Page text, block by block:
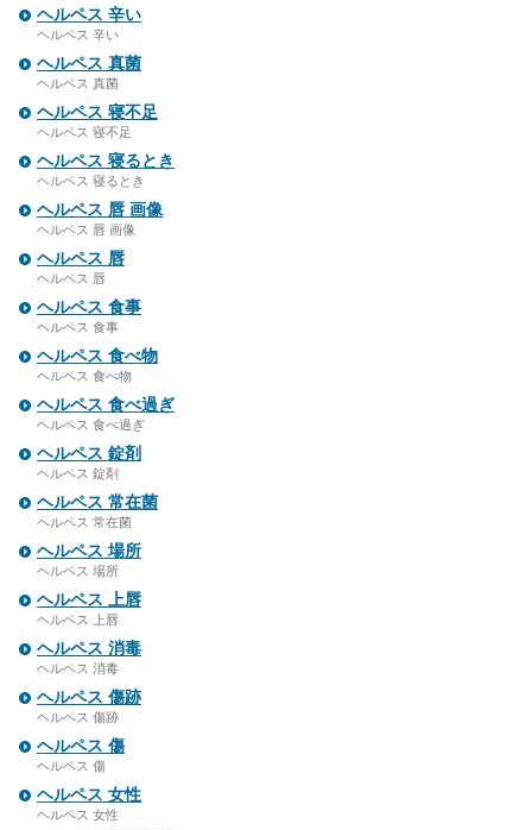
ヘルペス 辛い
ヘルペス 辛い
ヘルペス 真菌
ヘルペス 真菌
ヘルペス 寝不足
ヘルペス 寝不足
ヘルペス 寝るとき
ヘルペス 寝るとき
ヘルペス 唇 画像
ヘルペス 唇 画像
ヘルペス 唇
ヘルペス 唇
ヘルペス 食事
ヘルペス 食事
ヘルペス 食べ物
ヘルペス 食べ物
ヘルペス 食べ過ぎ
ヘルペス 食べ過ぎ
ヘルペス 錠剤
ヘルペス 錠剤
ヘルペス 常在菌
ヘルペス 常在菌
ヘルペス 場所
ヘルペス 場所
ヘルペス 上唇
ヘルペス 上唇
ヘルペス 消毒
ヘルペス 消毒
ヘルペス 傷跡
ヘルペス 傷跡
ヘルペス 傷
ヘルペス 傷
ヘルペス 女性
ヘルペス 女性